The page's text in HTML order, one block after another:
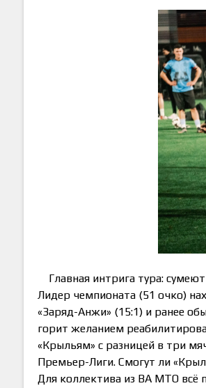
Главная интрига тура:
Лидер чемпионата (51 очко)
«Заряд-Анжи» (15:1) и ранее
горит желанием
«Крыльям» с разницей в три
Премьер-Лиги. Смогут ли
Для коллектива из ВА МТО всё